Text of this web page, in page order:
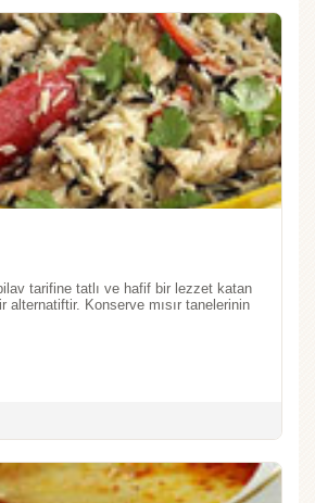
tarifine tatlı ve hafif bir lezzet katan
alternatiftir. Konserve mısır tanelerinin